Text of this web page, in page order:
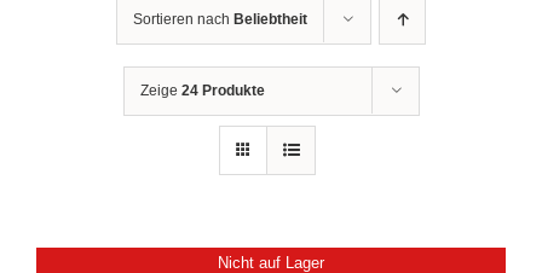
Sortieren nach Beliebtheit
Zeige 24 Produkte
Nicht auf Lager